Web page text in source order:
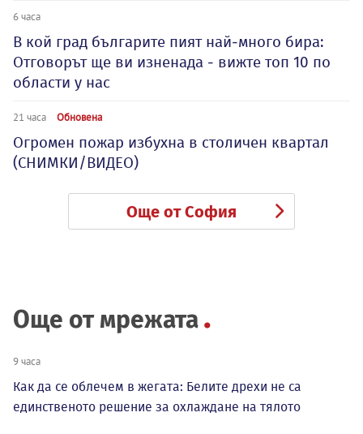
6 часа
В кой град българите пият най-много бира:
Отговорът ще ви изненада - вижте топ 10 по
области у нас
21 часа Обновена
Огромен пожар избухна в столичен квартал
(СНИМКИ/ВИДЕО)
Още от София
Още от мрежата
9 часа
Как да се облечем в жегата: Белите дрехи не са
единственото решение за охлаждане на тялото